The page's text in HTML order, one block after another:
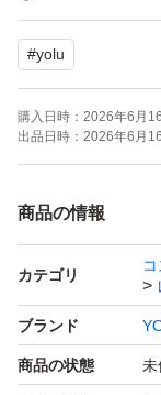
#yolu
購入日時： 2026年6月
出品日時： 2026年6月
商品の情報
カテゴリ
ブランド
商品の状態 未